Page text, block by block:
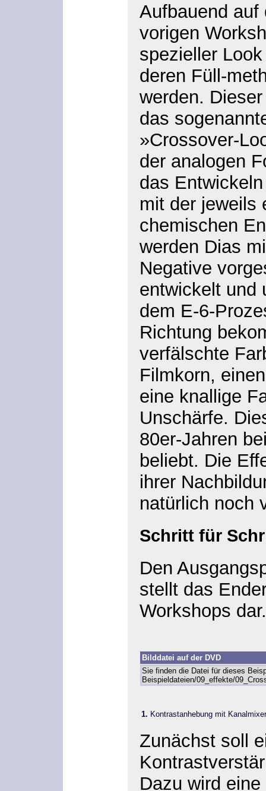
Aufbauend auf
vorigen
spezieller
deren Füll-
werden.
das
»Crossover-
der analogen
das
mit der jeweils
chemischen
werden Dias
Negative
entwickelt und
dem E-6-
Richtung
verfälschte
Filmkorn,
eine knallige
Unschärfe.
80er-Jahren
beliebt. Die
ihrer
natürlich noch
Schritt für
Den
stellt das
Workshops dar.
Bilddatei auf der DVD
Sie finden die Datei für dieses
Beispieldateien/09_effekte/
1. Kontrastanhebung mit Kanalmixer
Zunächst soll
Dazu wird